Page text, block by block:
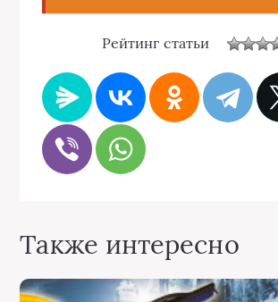
Рейтинг статьи
Также интересно